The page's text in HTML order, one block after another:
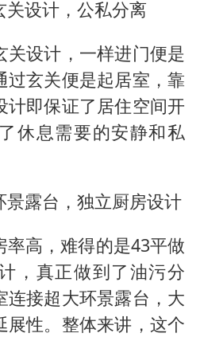
关设计，公私分离
关设计，一样进门便是
过玄关便是起居室，靠
计即保证了居住空间开
休息需要的安静和私
景露台，独立厨房设计
率高，难得的是43平做
，真正做到了油污分
连接超大环景露台，大
展性。整体来讲，这个